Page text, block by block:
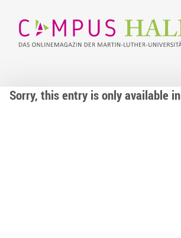
Sorry, this entry is only available